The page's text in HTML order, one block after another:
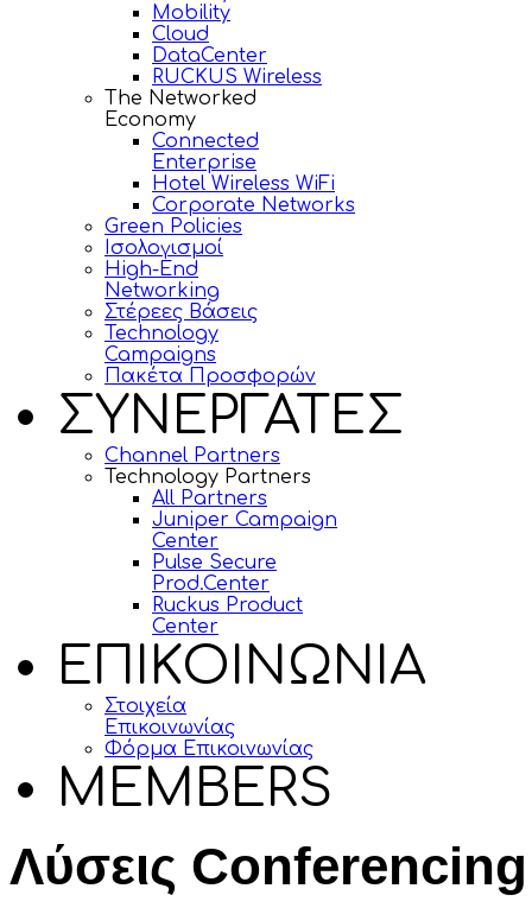
Mobility
Cloud
DataCenter
RUCKUS Wireless
The Networked
Economy
Connected
Enterprise
Hotel Wireless WiFi
Corporate Networks
Green Policies
Ισολογισμοί
High-End
Networking
Στέρεες Βάσεις
Technology
Campaigns
Πακέτα Προσφορών
ΣΥΝΕΡΓΑΤΕΣ
Channel Partners
Technology Partners
All Partners
Juniper Campaign
Center
Pulse Secure
Prod.Center
Ruckus Product
Center
ΕΠΙΚΟΙΝΩΝΙΑ
Στοιχεία
Επικοινωνίας
Φόρμα Επικοινωνίας
MEMBERS
Λύσεις Conferencing